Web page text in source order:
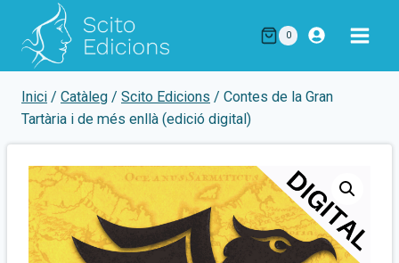
contingut
0
Inici / Catàleg / Scito Edicions / Contes de la Gran
Tartària i de més enllà (edició digital)